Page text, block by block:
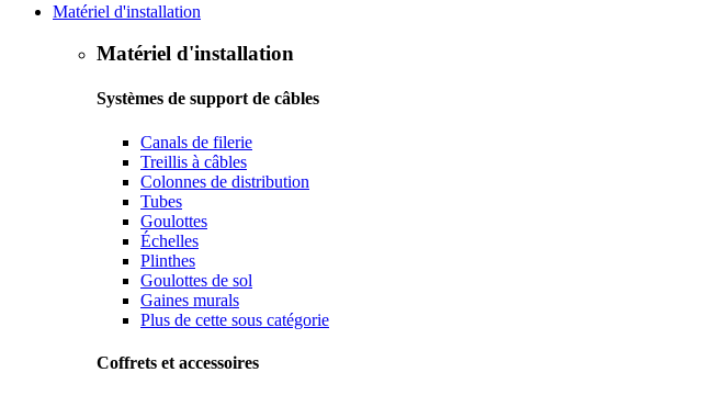
Matériel d'installation
Matériel d'installation
Systèmes de support de câbles
Canals de filerie
Treillis à câbles
Colonnes de distribution
Tubes
Goulottes
Échelles
Plinthes
Goulottes de sol
Gaines murals
Plus de cette sous catégorie
Coffrets et accessoires